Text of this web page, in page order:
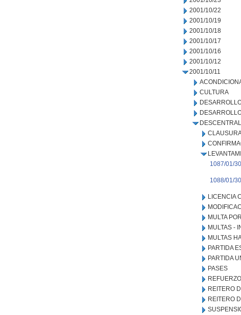
2001/10/22
2001/10/19
2001/10/18
2001/10/17
2001/10/16
2001/10/12
2001/10/11
CULTURA
1087/01/
1088/01/
LICENCIA
MULTA
MULTAS -
MULTAS
PARTIDA
PARTIDA
PASES
REITERO
REITERO